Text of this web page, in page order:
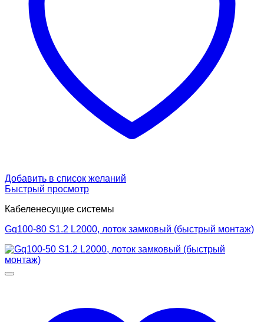
Добавить в список желаний
Быстрый просмотр
Кабеленесущие системы
Gq100-80 S1.2 L2000, лоток замковый (быстрый монтаж)